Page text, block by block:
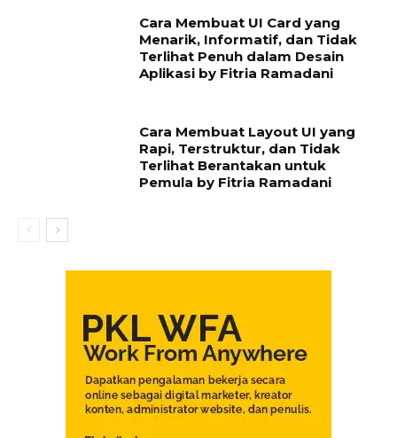
Cara Membuat UI Card yang
Menarik, Informatif, dan Tidak
Terlihat Penuh dalam Desain
Aplikasi by Fitria Ramadani
Cara Membuat Layout UI yang
Rapi, Terstruktur, dan Tidak
Terlihat Berantakan untuk
Pemula by Fitria Ramadani